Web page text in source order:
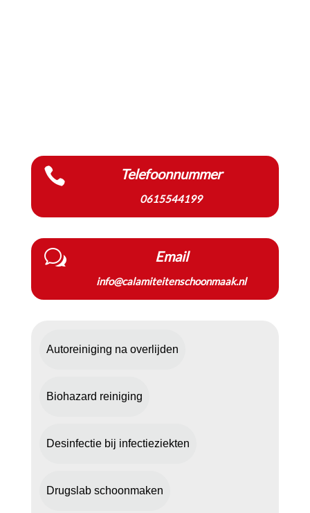
 Telefoonnummer
0615544199
w Email
info@calamiteitenschoonmaak.nl
Autoreiniging na overlijden
Biohazard reiniging
Desinfectie bij infectieziekten
Drugslab schoonmaken